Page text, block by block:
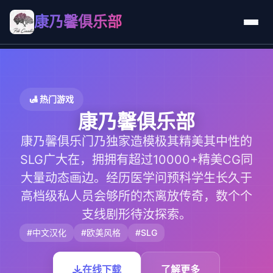
康乃馨俱乐部
🛃 热门游戏
康乃馨俱乐部
康乃馨俱乐门乃独家造模极其精美其中性的
SLG广大在，拥拥有超过10000+精美CG同
大量动态画边。经历医学问预科学生长久于
高档级私人员会够所的杰离放传奇，数个个
支线剧形待汝探索。
#中文汉化 #欧美风格 #SLG
在线下载 了解更多